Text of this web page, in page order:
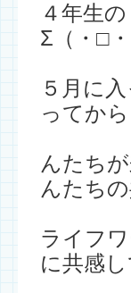
４年生
Σ（・□・
５月に
ってか
んたち
んたち
ライフ
に共感